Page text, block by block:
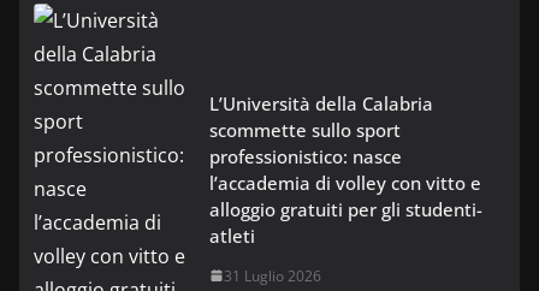
L’Università della Calabria
scommette sullo sport
professionistico: nasce
l’accademia di volley con vitto e
alloggio gratuiti per gli studenti-
atleti
31 Luglio 2026